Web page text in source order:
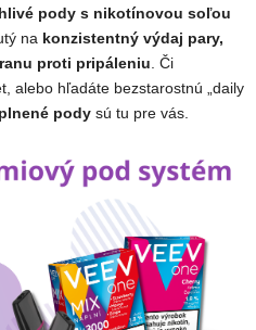
pody s nikotínovou soľou
na konzistentný výdaj pary,
proti pripáleniu . Či
alebo hľadáte bezstarostnú „daily
pody sú tu pre vás.